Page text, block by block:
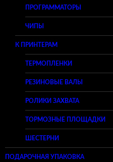
ПРОГРАММАТОРЫ
ЧИПЫ
К ПРИНТЕРАМ
ТЕРМОПЛЕНКИ
РЕЗИНОВЫЕ ВАЛЫ
РОЛИКИ ЗАХВАТА
ТОРМОЗНЫЕ ПЛОЩАДКИ
ШЕСТЕРНИ
ПОДАРОЧНАЯ УПАКОВКА